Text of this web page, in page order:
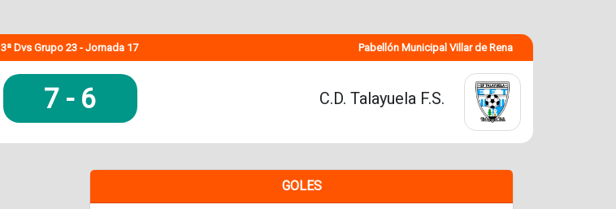
3ª Dvs Grupo 23 - Jornada 17 Pabellón Municipal Villar de Rena
7 - 6 C.D. Talayuela F.S.
GOLES